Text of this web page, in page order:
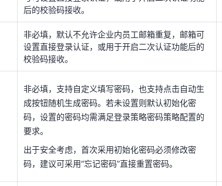
成按钮随机生成密码。若未设置则默认初始化密
码，设置的密码均需满足登录策略密码策略配置的
要求。
出于安全考虑，首次采用初始化密码必须修改密
非必填，定义其是否为审批负责人，仅定义是审批
负责人的人员，才可被其他员工选中为其审批负责
人。
负责人审核，则员工对应的审批负责人将进行审
批。
后的校验码接收。
非必填，默认不允许企业内员工邮箱重复，邮箱可
设置直接登录认证，或用于开启二次认证功能后的
校验码接收。
非必填，支持自定义填写密码，也支持点击自动生
成按钮随机生成密码。若未设置则默认初始化密
码，设置的密码均需满足登录策略密码策略配置的
要求。
出于安全考虑，首次采用初始化密码必须修改密
码，建议可采用“忘记密码”直接重置密码。